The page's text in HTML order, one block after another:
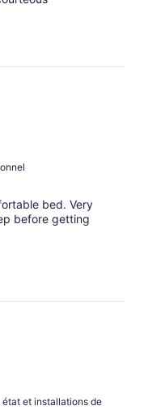
bed. Very
before getting
état et installations de